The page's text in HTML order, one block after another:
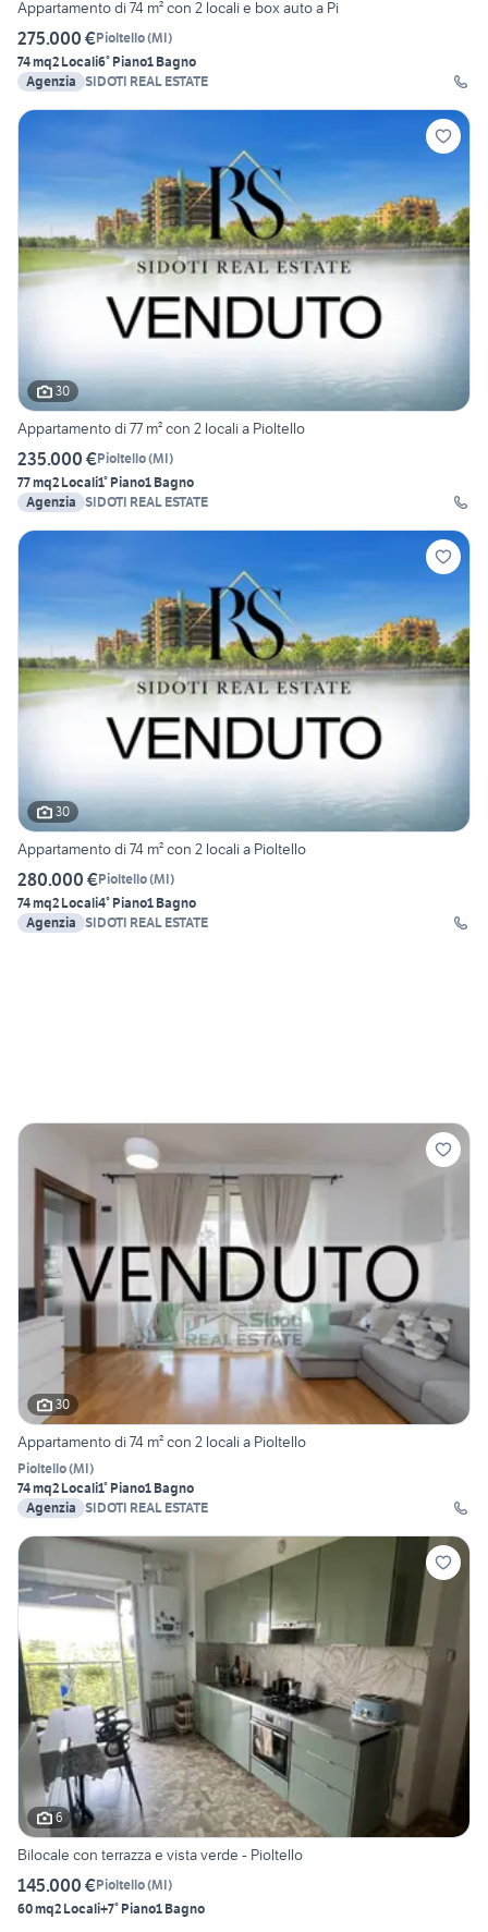
Appartamento di 74 m² con 2 locali e box auto a Pi
275.000 €Pioltello(MI)
74 mq2 Locali6° Piano1 Bagno
Agenzia SIDOTI REAL ESTATE
30
Appartamento di 77 m² con 2 locali a Pioltello
235.000 €Pioltello(MI)
77 mq2 Locali1° Piano1 Bagno
Agenzia SIDOTI REAL ESTATE
30
Appartamento di 74 m² con 2 locali a Pioltello
280.000 €Pioltello(MI)
74 mq2 Locali4° Piano1 Bagno
Agenzia SIDOTI REAL ESTATE
30
Appartamento di 74 m² con 2 locali a Pioltello
Pioltello(MI)
74 mq2 Locali1° Piano1 Bagno
Agenzia SIDOTI REAL ESTATE
6
Bilocale con terrazza e vista verde - Pioltello
145.000 €Pioltello(MI)
60 mq2 Locali+7° Piano1 Bagno